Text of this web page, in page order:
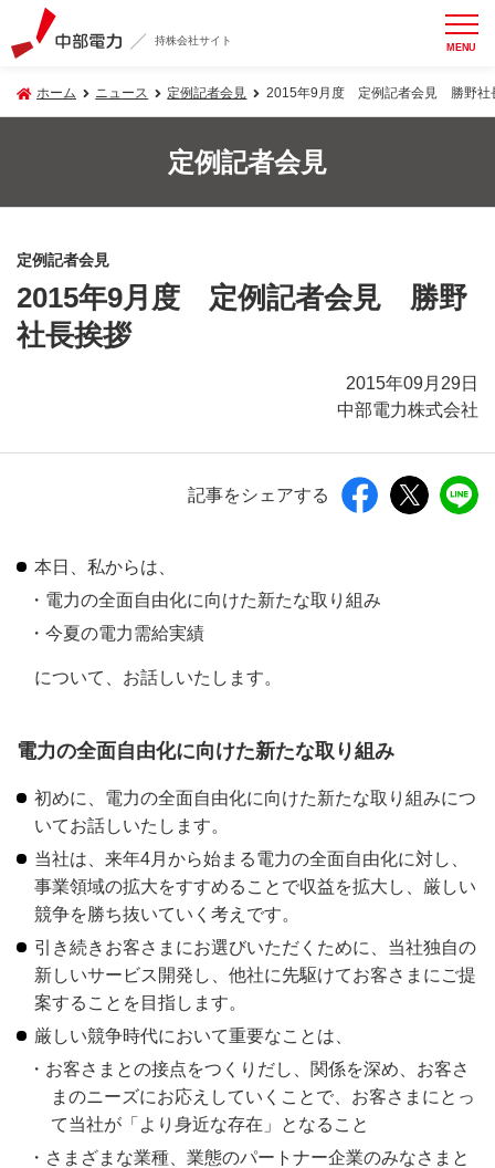
持株会社サイト MENU
ホーム ニュース 定例記者会見 2015年9月度 定例記者会見 勝野社
定例記者会見
定例記者会見
2015年9月度 定例記者会見 勝野
社長挨拶
2015年09月29日
中部電力株式会社
記事をシェアする
本日、私からは、
電力の全面自由化に向けた新たな取り組み
今夏の電力需給実績
について、お話しいたします。
電力の全面自由化に向けた新たな取り組み
初めに、電力の全面自由化に向けた新たな取り組みにつ
いてお話しいたします。
当社は、来年4月から始まる電力の全面自由化に対し、
事業領域の拡大をすすめることで収益を拡大し、厳しい
競争を勝ち抜いていく考えです。
引き続きお客さまにお選びいただくために、当社独自の
新しいサービス開発し、他社に先駆けてお客さまにご提
案することを目指します。
厳しい競争時代において重要なことは、
お客さまとの接点をつくりだし、関係を深め、お客さ
まのニーズにお応えしていくことで、お客さまにとっ
て当社が「より身近な存在」となること
さまざまな業種、業態のパートナー企業のみなさまと